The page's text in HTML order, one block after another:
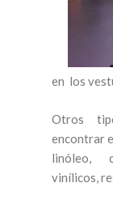
en los
Otros
encontrar
linóleo,
vinílicos,